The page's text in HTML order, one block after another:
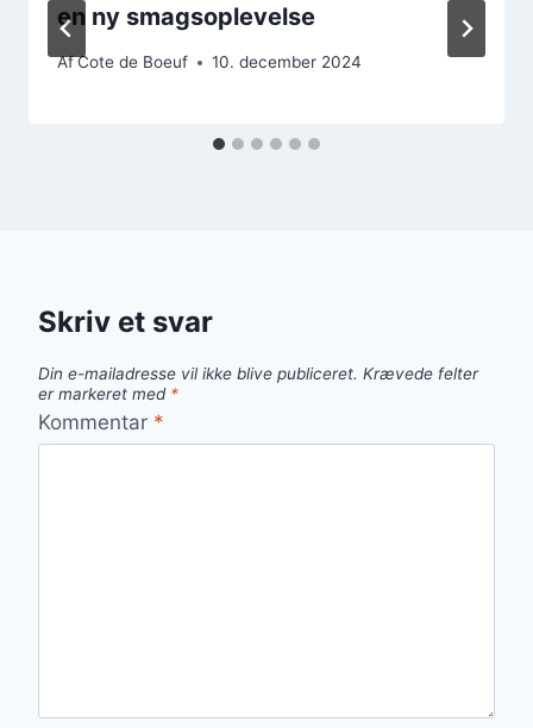
en ny smagsoplevelse
AfCote de Boeuf 10. december 2024
Skriv et svar
Din e-mailadresse vil ikke blive publiceret. Krævede felter
er markeret med *
Kommentar *